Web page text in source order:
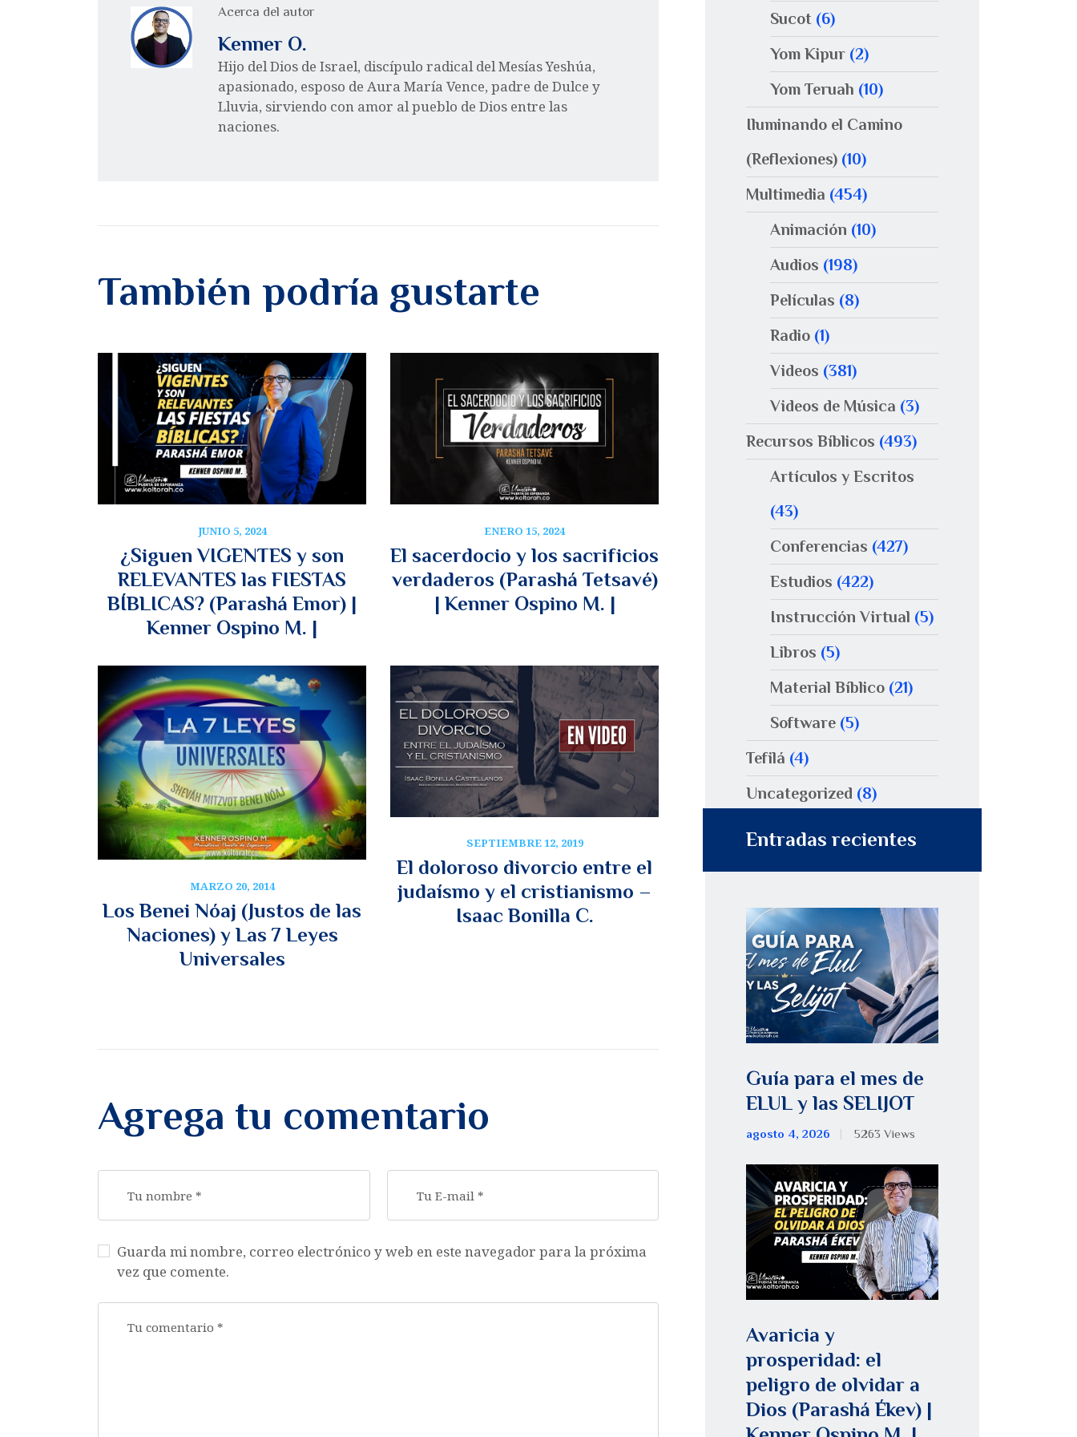
Acerca del autor
Kenner O.
Hijo del Dios de Israel, discípulo radical del Mesías Yeshúa,
apasionado, esposo de Aura María Vence, padre de Dulce y
Lluvia, sirviendo con amor al pueblo de Dios entre las
naciones.
También podría gustarte
JUNIO 5, 2024
¿Siguen VIGENTES y son
RELEVANTES las FIESTAS
BÍBLICAS? (Parashá Emor) |
Kenner Ospino M. |
ENERO 15, 2024
El sacerdocio y los sacrificios
verdaderos (Parashá Tetsavé)
| Kenner Ospino M. |
MARZO 20, 2014
Los Benei Nóaj (Justos de las
Naciones) y Las 7 Leyes
Universales
SEPTIEMBRE 12, 2019
El doloroso divorcio entre el
judaísmo y el cristianismo –
Isaac Bonilla C.
Agrega tu comentario
Guarda mi nombre, correo electrónico y web en este navegador para la próxima
vez que comente.
Sucot (6)
Yom Kipur (2)
Yom Teruah (10)
Iluminando el Camino
(Reflexiones) (10)
Multimedia (454)
Animación (10)
Audios (198)
Películas (8)
Radio (1)
Videos (381)
Videos de Música (3)
Recursos Bíblicos (493)
Artículos y Escritos
(43)
Conferencias (427)
Estudios (422)
Instrucción Virtual (5)
Libros (5)
Material Bíblico (21)
Software (5)
Tefilá (4)
Uncategorized (8)
Entradas recientes
Guía para el mes de
ELUL y las SELIJOT
agosto 4, 2026 5263 Views
Avaricia y
prosperidad: el
peligro de olvidar a
Dios (Parashá Ékev) |